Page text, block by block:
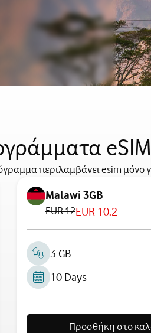
περιλαμβάνει esim μόνο
Malawi 3GB
EUR 12EUR 10.2
3 GB
10 Days
Προσθήκη στο